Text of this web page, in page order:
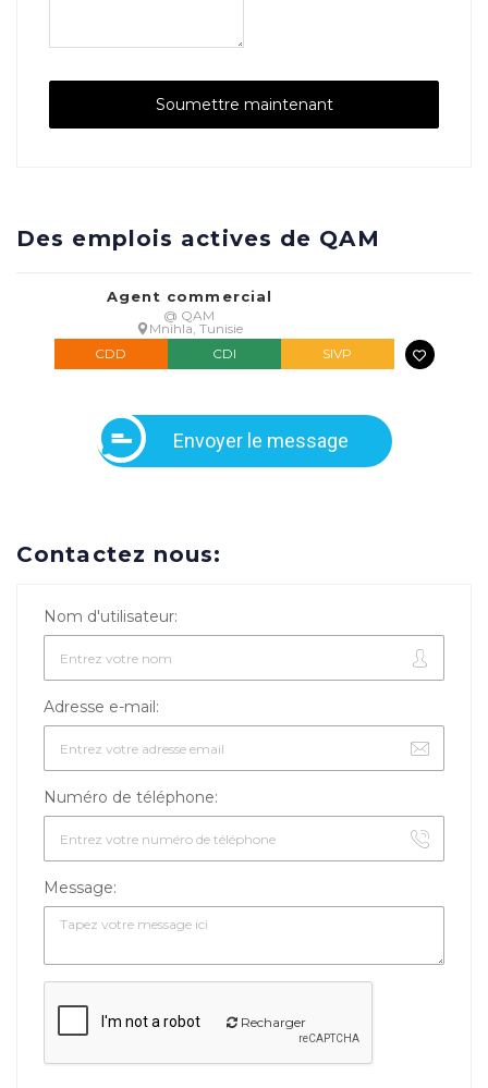
Des emplois actives de QAM
Agent commercial
@ QAM
Mnihla, Tunisie
CDD
CDI SIVP
Envoyer le message
Contactez nous:
Nom d'utilisateur:
Adresse e-mail:
Numéro de téléphone:
Message:
Recharger